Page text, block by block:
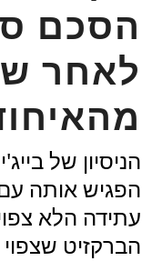
הסכם
לאחר
הניסיון של
הפגיש אותה
עתידה הלא
הברקזיט